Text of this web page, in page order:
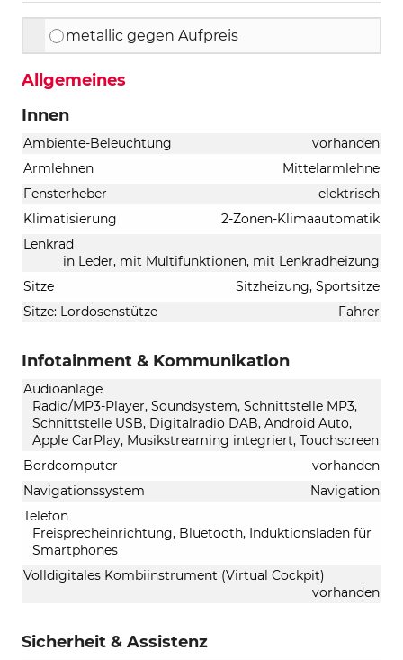
metallic gegen Aufpreis
Allgemeines
Innen
Ambiente-Beleuchtung
vorhanden
Armlehnen
Mittelarmlehne
Fensterheber
elektrisch
Klimatisierung
2-Zonen-Klimaautomatik
Lenkrad
in Leder, mit Multifunktionen, mit Lenkradheizung
Sitze
Sitzheizung, Sportsitze
Sitze: Lordosenstütze
Fahrer
Infotainment & Kommunikation
Audioanlage
Radio/MP3-Player, Soundsystem, Schnittstelle MP3,
Schnittstelle USB, Digitalradio DAB, Android Auto,
Apple CarPlay, Musikstreaming integriert, Touchscreen
Bordcomputer
vorhanden
Navigationssystem
Navigation
Telefon
Freisprecheinrichtung, Bluetooth, Induktionsladen für
Smartphones
Volldigitales Kombiinstrument (Virtual Cockpit)
vorhanden
Sicherheit & Assistenz